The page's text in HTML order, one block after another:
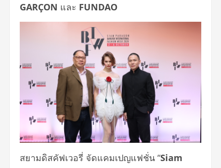
GARÇON และ FUNDAO
สยามดิสคัฟเวอรี่ จัดแคมเปญแฟชั่น “Siam